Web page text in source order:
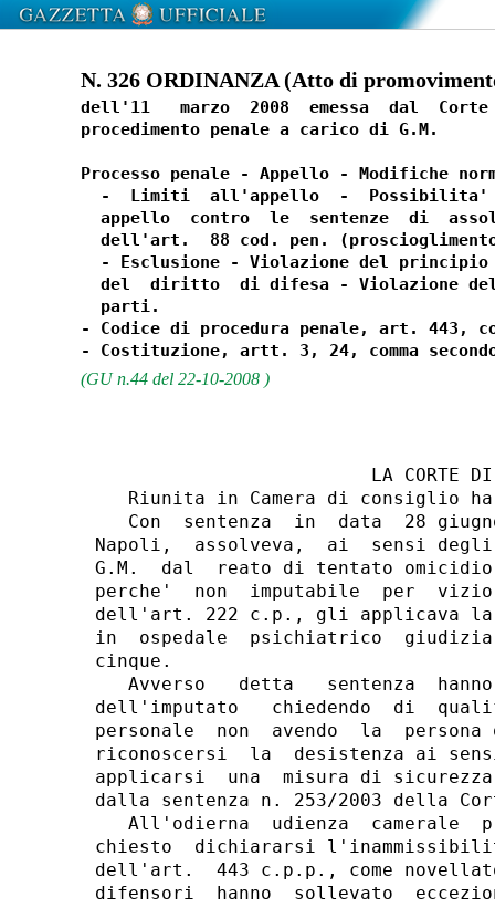
N. 326 ORDINANZA (Atto di
dell'11   marzo  2008  emessa  dal
procedimento penale a carico di G.M.
Processo penale - Appello - Modifiche
-  Limiti  all'appello  -
appello  contro  le  sentenze  di
dell'art.  88 cod. pen.
- Esclusione - Violazione del
del  diritto  di difesa - Violazione
  parti.
- Codice di procedura penale, art. 443,
(GU n.44 del 22-10-2008 )
LA CORTE
Riunita in Camera di consiglio
Con  sentenza  in  data  28
Napoli,  assolveva,  ai  sensi
G.M.  dal  reato di tentato omicidio
perche'  non  imputabile  per
dell'art. 222 c.p., gli applicava la
in  ospedale  psichiatrico
cinque.
Avverso   detta   sentenza
dell'imputato   chiedendo  di
personale  non  avendo  la
riconoscersi  la  desistenza ai
applicarsi  una  misura di
dalla sentenza n. 253/2003 della
All'odierna  udienza  camerale
chiesto  dichiararsi
dell'art.  443 c.p.p., come
difensori  hanno  sollevato